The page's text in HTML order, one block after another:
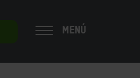
MENÚ